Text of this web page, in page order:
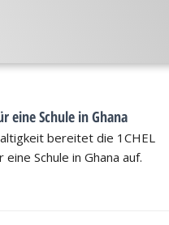
eine Schule in Ghana
bereitet die 1CHEL
Schule in Ghana auf.